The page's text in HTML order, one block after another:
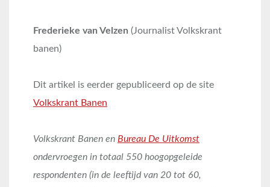
Frederieke van Velzen (Journalist Volkskrant
banen)
Dit artikel is eerder gepubliceerd op de site
Volkskrant Banen
Volkskrant Banen en Bureau De Uitkomst
ondervroegen in totaal 550 hoogopgeleide
respondenten (in de leeftijd van 20 tot 60,